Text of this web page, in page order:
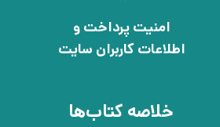
امنیت پرداخت و
اطلاعات کاربران سایت
خلاصه کتاب‌ها